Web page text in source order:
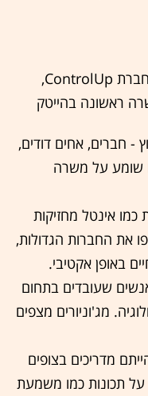
דנה אייזן, סמנכ"לית משאבי אנוש בחברת ControlUp,
ראשונה בהייטק
- חברים, אחים דודים,
שומע על משרה
כמו אינטל מחזיקות
מפו את החברות הגדולות,
באופן אקטיבי.
שעובדים בתחום
מג'וניורים מצפים
מדריכים בצופים
על תכונות כמו משמעת